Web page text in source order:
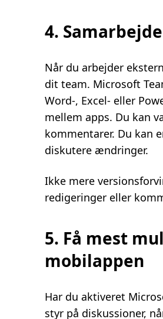
4.
Når du arbejder
dit team. Microsoft
Word-, Excel- eller
mellem apps. Du kan
kommentarer. Du kan
diskutere ændringer.
Ikke mere
redigeringer eller
5. Få mest
mobilappen
Har du aktiveret
styr på diskussioner,